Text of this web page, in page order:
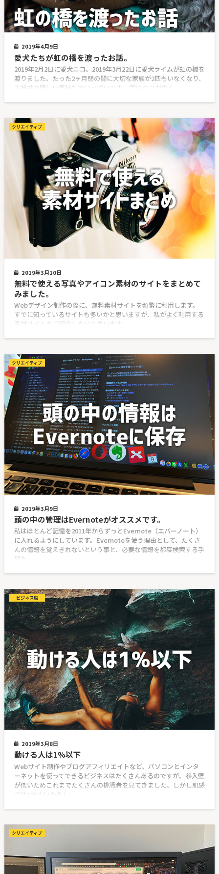
2019年4月9日
愛犬たちが虹の橋を渡ったお話。
2019年2月2日に愛犬ニコ、2019年3月22日に愛犬ライムが虹の橋を
渡りました。たった2ヶ月弱の間に大切な家族が2匹もいなくなり、
夫婦共々悲しい気持ちでいっぱいです。 実はニコが亡く
クリエイティブ
2019年3月10日
無料で使える写真やアイコン素材のサイトをまとめて
みました。
Webデザイン制作の際に、無料素材サイトを頻繁に利用します。
すでに知っているサイトも多いかと思いますが、私がよく利用する
素材サイトをご紹介したいと思います。
クリエイティブ
2019年3月9日
頭の中の管理はEvernoteがオススメです。
私はほとんど記憶を2011年からずっとEvernote（エバーノート）
に入れるようにしています。Evernoteを使う理由として、たくさ
んの情報を覚えきれないという事と、必要な情報を都度検索する手
間を
ビジネス脳
2019年3月8日
動ける人は1%以下
Webサイト制作やブログアフィリエイトなど、パソコンとインタ
ーネットを使ってできるビジネスはたくさんあるのですが、参入壁
が低いためこれまでたくさんの挑戦者を見てきました。しかし肌感
では100人いたら1
クリエイティブ